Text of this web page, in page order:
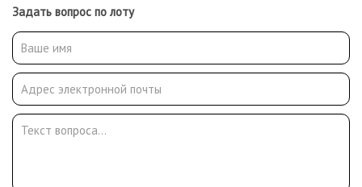
Задать вопрос по лоту